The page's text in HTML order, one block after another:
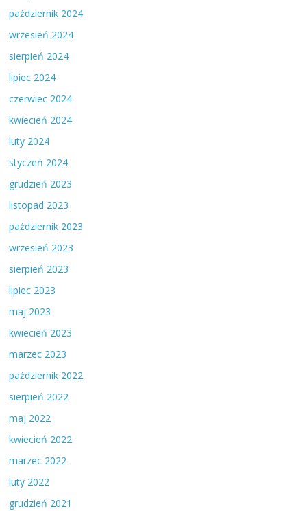
październik 2024
wrzesień 2024
sierpień 2024
lipiec 2024
czerwiec 2024
kwiecień 2024
luty 2024
styczeń 2024
grudzień 2023
listopad 2023
październik 2023
wrzesień 2023
sierpień 2023
lipiec 2023
maj 2023
kwiecień 2023
marzec 2023
październik 2022
sierpień 2022
maj 2022
kwiecień 2022
marzec 2022
luty 2022
grudzień 2021